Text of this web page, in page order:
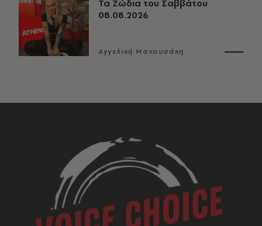
Τα Ζώδια του Σαββάτου
08.08.2026
Αγγελική Μανουσάκη